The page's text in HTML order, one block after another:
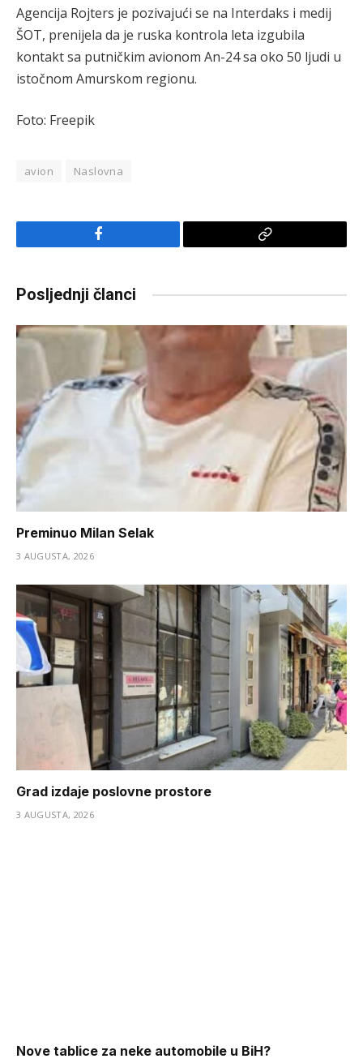
Agencija Rojters je pozivajući se na Interdaks i medij
ŠOT, prenijela da je ruska kontrola leta izgubila
kontakt sa putničkim avionom An-24 sa oko 50 ljudi u
istočnom Amurskom regionu.
Foto: Freepik
avion Naslovna
Facebook
Copy
Posljednji članci
Preminuo Milan Selak
3 AUGUSTA, 2026
Grad izdaje poslovne prostore
3 AUGUSTA, 2026
Nove tablice za neke automobile u BiH?